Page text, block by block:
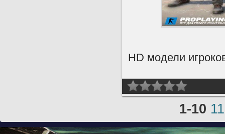
HD модели
1-10